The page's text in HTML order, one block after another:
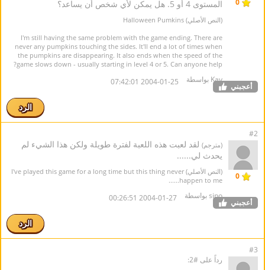
0
المستوى 4 أو 5. هل يمكن لأي شخص أن يساعد؟
(النص الأصلي) Halloween Pumkins
I'm still having the same problem with the game ending. There are
never any pumpkins touching the sides. It'll end a lot of times when
the pumpkins are disappearing. It also ends when the speed of the
game slows down - usually starting in level 4 or 5. Can anyone help?
Kay بواسطة 2004-01-25 07:42:01 أعجبني
الرد
#2
0
(مترجم) لقد لعبت هذه اللعبة لفترة طويلة ولكن هذا الشيء لم
يحدث لي......
(النص الأصلي) I've played this game for a long time but this thing never
happen to me......
sino بواسطة 2004-01-27 00:26:51 أعجبني
الرد
#3
رداً على #2: